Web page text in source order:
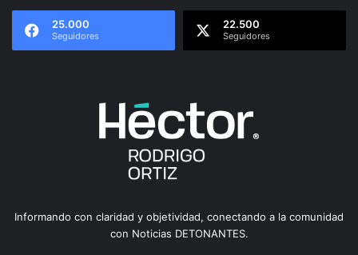
25.000
Seguidores
22.500
Seguidores
Informando con claridad y objetividad, conectando a la comunidad
con Noticias DETONANTES.